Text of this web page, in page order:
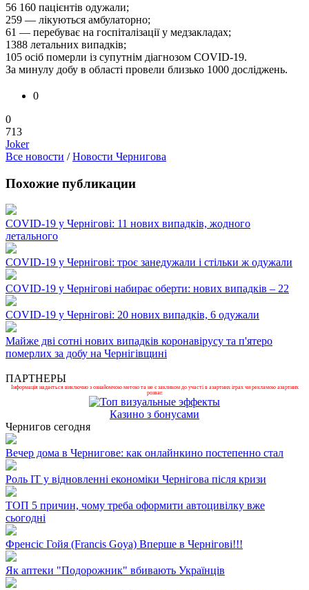
56 160 пацієнтів одужали;
259 — лікуються амбулаторно;
61 — перебуває на госпіталізації у медзакладах;
1388 летальних випадків;
105 осіб померли із супутнім діагнозом COVID-19.
За минулу добу в області провели близько 1000 досліджень.
0
0
713
Joker
Все новости /Новости Чернигова
Похожие публикации
COVID-19 у Чернігові: 11 нових випадків, жодного
летального
COVID-19 у Чернігові: троє занедужали і стільки ж одужали
COVID-19 у Чернігові набирає оберти: нових випадків – 22
COVID-19 у Чернігові: 20 нових випадків, 6 одужали
Майже дві сотні нових випадків коронавірусу та п'ятеро
померлих за добу на Чернігівщині
ПАРТНЕРЫ
Інформація надається виключно з ознайомчою метою та не є закликом до участі в азартних іграх чи рекламою азартних
розваг.
Казино з бонусами
Чернигов сегодня
Вечер дома в Чернигове: как онлайнкино постепенно стал
Роль ІТ у відновленні економіки Чернігова після кризи
ТОП 5 причин, чому треба оформити автоцивілку вже
сьогодні
Френсіс Гойя (Francis Goya) Вперше в Чернігові!!!
Як аптеки "Подорожник" вбивають Українців